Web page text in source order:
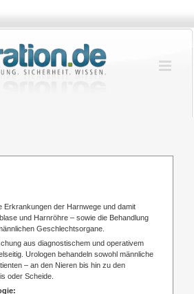
Erkrankungen der Harnwege und damit
und Harnröhre – sowie die Behandlung
Geschlechtsorgane.
aus diagnostischem und operativem
Urologen behandeln sowohl männliche
– an den Nieren bis hin zu den
oder Scheide.